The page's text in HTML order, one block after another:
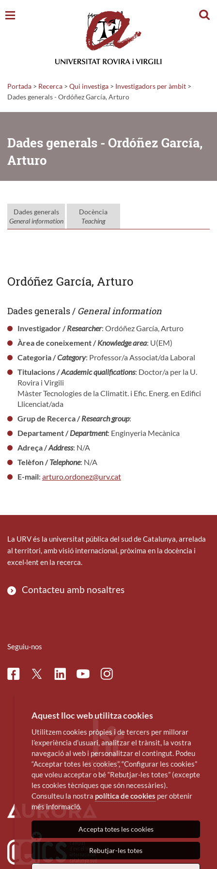
Portada > Recerca > Qui investiga > Investigadors per àmbit >
Dades generals - Ordóñez García, Arturo
Dades generals - Ordóñez García,
Arturo
Dades generals
General information
Docència
Teaching
Ordóñez García, Arturo
Dades generals / General information
Investigador /Researcher: Ordóñez García, Arturo
Àrea de coneixement /Knowledge area: U(EM)
Categoria /Category: Professor/a Associat/da Laboral
Titulacions /Academic qualifications: Doctor/a per la U.
Rovira i Virgili
Màster Tecnologies de la Climatit. i Efic. Energ. en Edifici
Llicenciat/ada
Grup de Recerca /Research group:
Departament /Department: Enginyeria Mecànica
Adreça /Address: N/A
Telèfon /Telephone: N/A
E-mail: arturo.ordonez@urv.cat
La URV és la universitat pública del sud de Catalunya, arrelada
al territori, amb visió internacional, pròxima en la docència i
excel·lent en la recerca.
Contacteu amb nosaltres
Seguiu-nos
FacebookTwitterLinkedinYoutubeInstagram
Aquest lloc web utilitza cookies
Utilitzem cookies pròpies i de tercers per millorar
l’experiència d’usuari, analitzar el trànsit, la vostra
navegació al web i personalitzar el contingut. Podeu
“Acceptar totes les cookies”, “Configurar les cookies”
que voleu acceptar o bé “Rebutjar-les totes” (excepte
les cookies tècniques que són necessàries).
Consulteu la nostra política de cookies per obtenir
més informació.
Accepta totes les cookies
Rebutjar-les totes